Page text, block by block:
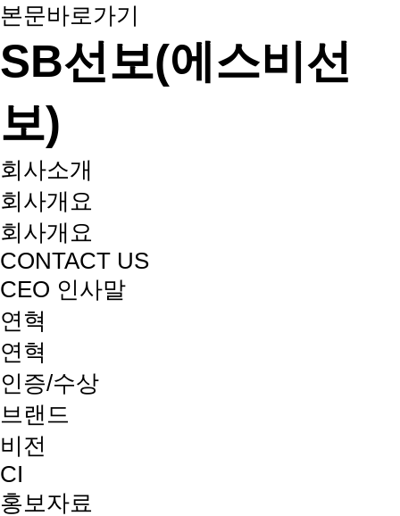
본문바로가기
SB선보(에스비선
보)
회사소개
회사개요
회사개요
CONTACT US
CEO 인사말
연혁
연혁
인증/수상
브랜드
비전
CI
홍보자료